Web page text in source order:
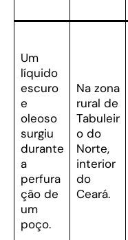
Um
líquido
escuro
e
oleoso
surgiu
durante
a
perfura
ção de
um
poço.
Na zona
rural de
Tabuleir
o do
Norte,
interior
do
Ceará.